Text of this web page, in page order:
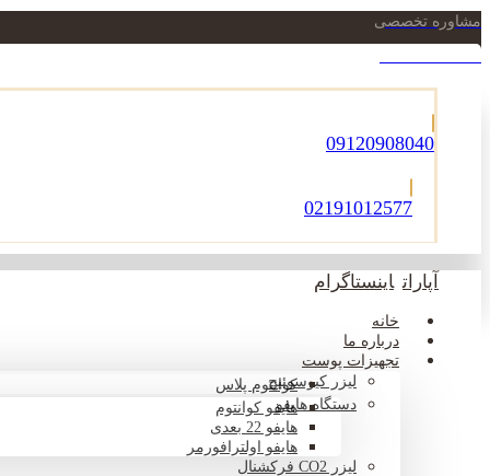
مشاوره تخصصی
09120908040
02191012577
آپارات اینستاگرام
خانه
درباره ما
تجهیزات پوست
لیزر کیوسوئیچکوانتوم پلاس
دستگاه هایفوهایفو کوانتوم
هایفو 22 بعدی
هایفو اولترافورمر
لیزر CO2 فرکشنال